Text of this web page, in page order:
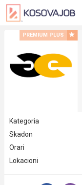
PREMIUM PLUS
Kategoria
Skadon
Orari
Lokacioni